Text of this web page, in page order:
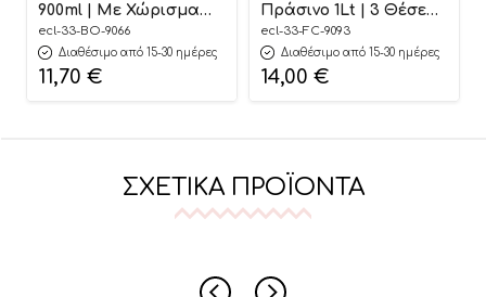
900ml | Με Χώρισμα
5208009002314 – Ecolife
ecl-33-BO-9066
Διαθέσιμο από 15-30 ημέρες
11,70 €
Πράσινο 1Lt | 3 Θέσεων
5208009003199 – Ecolife
ecl-33-FC-9093
Διαθέσιμο από 15-30 ημέρες
14,00 €
ΣΧΕΤΙΚΆ ΠΡΟΪΌΝΤΑ